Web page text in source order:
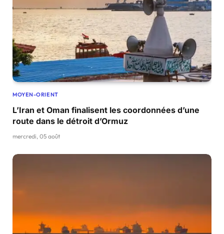
MOYEN-ORIENT
L’Iran et Oman finalisent les coordonnées d’une
route dans le détroit d’Ormuz
mercredi, 05 août